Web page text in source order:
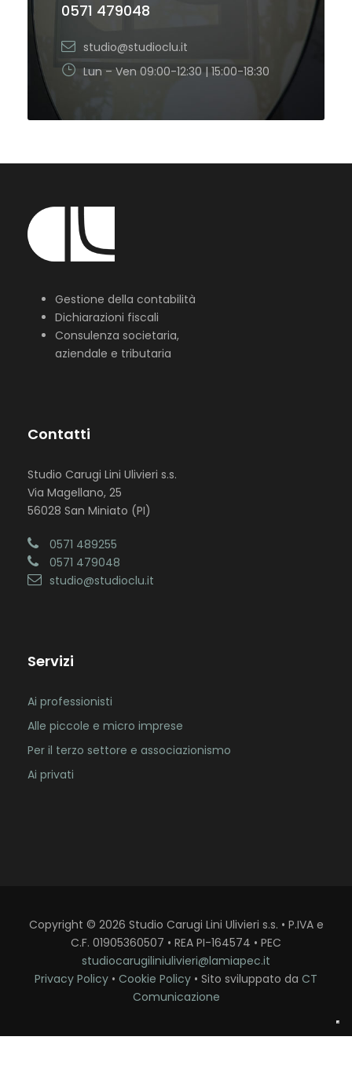
0571 479048
studio@studioclu.it
Lun – Ven 09:00-12:30 | 15:00-18:30
Gestione della contabilità
Dichiarazioni fiscali
Consulenza societaria,
aziendale e tributaria
Contatti
Studio Carugi Lini Ulivieri s.s.
Via Magellano, 25
56028 San Miniato (PI)
0571 489255
0571 479048
studio@studioclu.it
Servizi
Ai professionisti
Alle piccole e micro imprese
Per il terzo settore e associazionismo
Ai privati
Copyright © 2026 Studio Carugi Lini Ulivieri s.s. • P.IVA e
C.F. 01905360507 • REA PI-164574 • PEC
studiocarugiliniulivieri@lamiapec.it
Privacy Policy • Cookie Policy • Sito sviluppato da CT
Comunicazione